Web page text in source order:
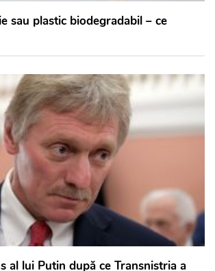
sau plastic biodegradabil – ce
al lui Putin după ce Transnistria a